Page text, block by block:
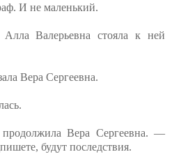
И не маленький.
Валерьевна стояла к ней
Вера Сергеевна.
Вера Сергеевна. —
будут последствия.